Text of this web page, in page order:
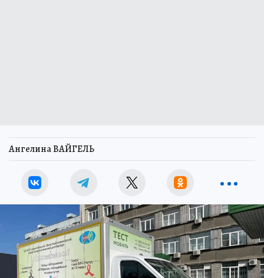
Ангелина ВАЙГЕЛЬ